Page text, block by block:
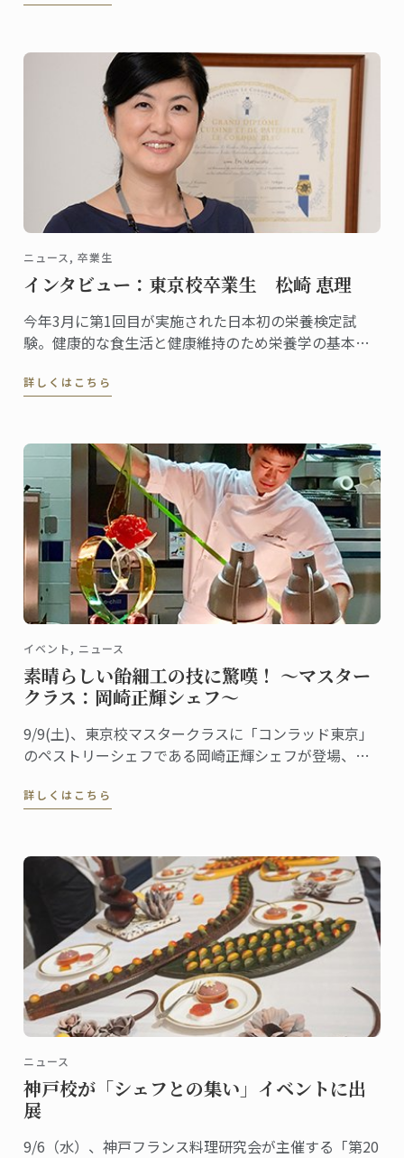
ニュース, 卒業生
インタビュー：東京校卒業生 松崎 恵理
今年3月に第1回目が実施された日本初の栄養検定試
験。健康的な食生活と健康維持のため栄養学の基本を
一般社団法人栄養検定協会の代表理事としてこの栄養
取得しました。
詳しくはこちら
イベント, ニュース
素晴らしい飴細工の技に驚嘆！ ～マスター
クラス：岡崎正輝シェフ～
9/9(土)、東京校マスタークラスに「コンラッド東京」
のペストリーシェフである岡崎正輝シェフが登場、シ
た。
詳しくはこちら
ニュース
神戸校が「シェフとの集い」イベントに出
展
9/6（水）、神戸フランス料理研究会が主催する「第20